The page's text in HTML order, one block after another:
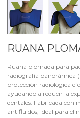
RUANA
Ruana plomada para
radiografía panorámica
protección radiológica
ayudando a reducir la
dentales. Fabricada con
antifluidos, ideal para